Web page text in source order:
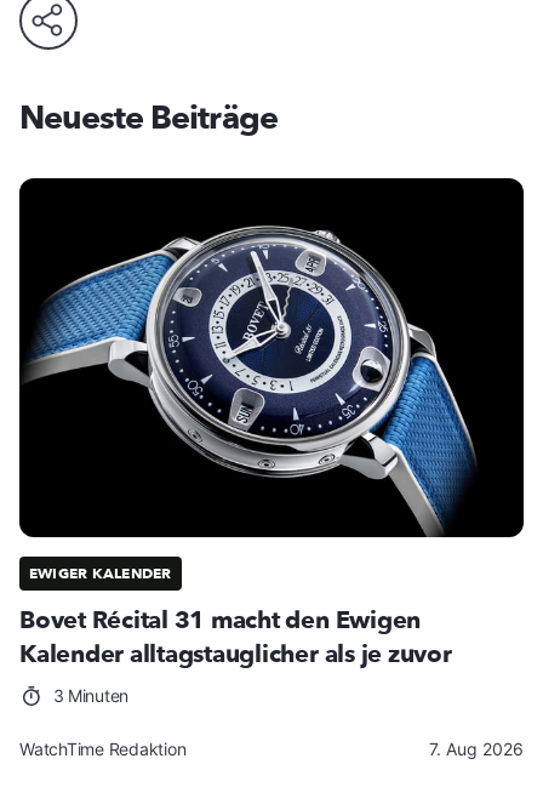
Neueste Beiträge
EWIGER KALENDER
Bovet Récital 31 macht den Ewigen
Kalender alltagstauglicher als je zuvor
3 Minuten
WatchTime Redaktion 7. Aug 2026